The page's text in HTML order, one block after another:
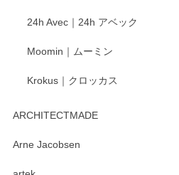
24h Avec｜24h アベック
Moomin｜ムーミン
Krokus｜クロッカス
ARCHITECTMADE
Arne Jacobsen